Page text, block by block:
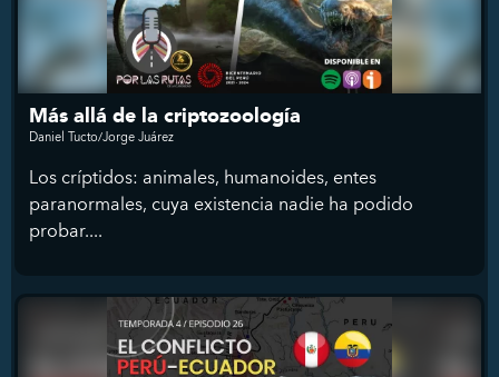
Más allá de la criptozoología
Daniel Tucto/Jorge Juárez
Los críptidos: animales, humanoides, entes
paranormales, cuya existencia nadie ha podido
probar....